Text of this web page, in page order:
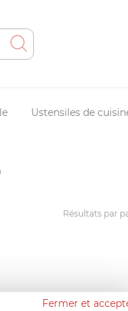
Ustensiles de
Résultats par
Fermer et